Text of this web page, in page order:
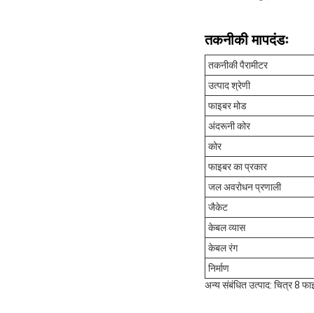
तकनीकी मापदंडः
तकनीकी पैरामीटर
उत्पाद श्रेणी
फाइबर मोड
अंदरूनी कोर
कोर
फाइबर का प्रकार
जल अवरोधन प्रणाली
जैकेट
केबल व्यास
केबल रंग
निर्माण
अन्य संबंधित उत्पाद: चित्र 8